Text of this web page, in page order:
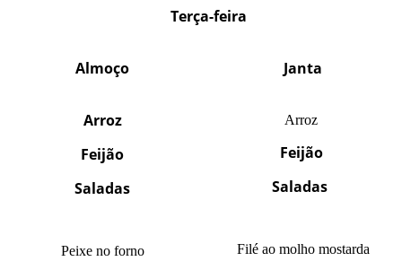
Terça-feira
Almoço Janta
Arroz
Feijão
Saladas
Peixe no forno
Arroz
Feijão
Saladas
Filé ao molho mostarda